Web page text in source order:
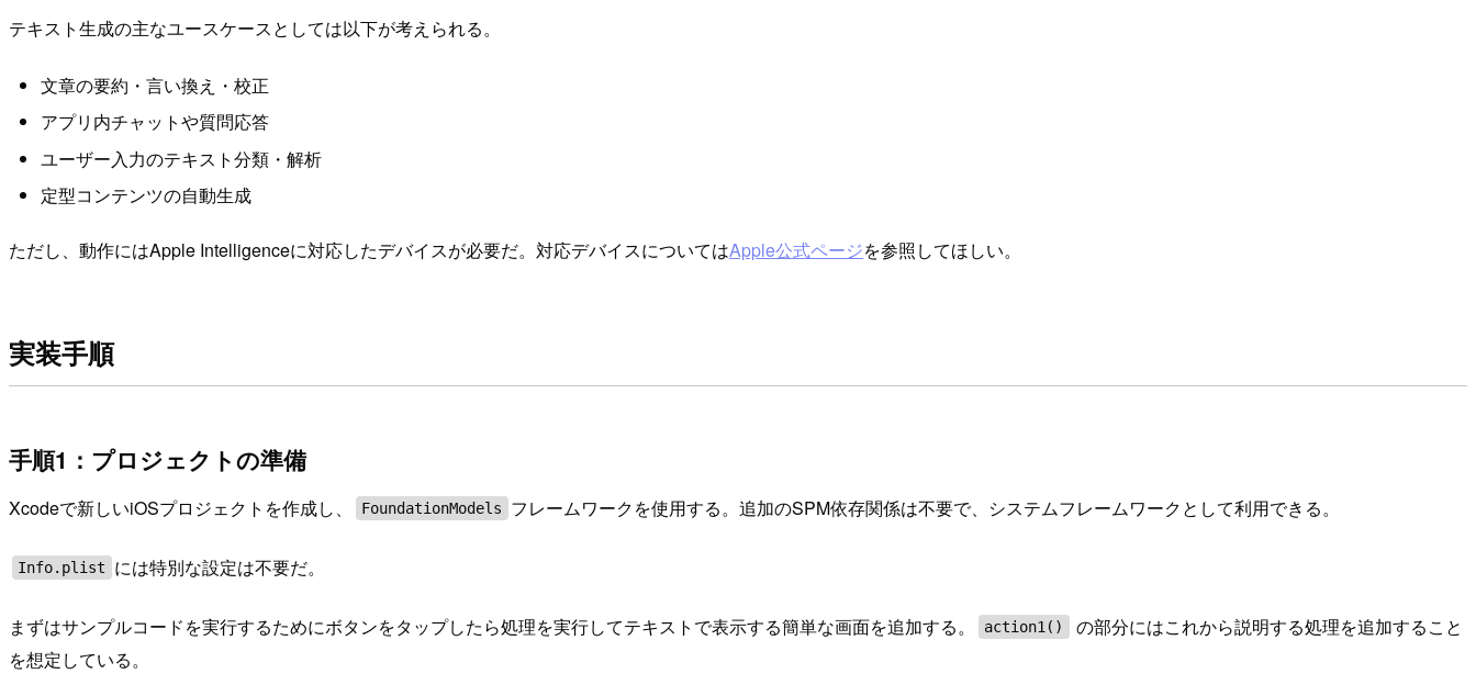
テキスト生成の主なユースケースとしては以下が考えられる。
文章の要約・言い換え・校正
アプリ内チャットや質問応答
ユーザー入力のテキスト分類・解析
定型コンテンツの自動生成
ただし、動作にはApple Intelligenceに対応したデバイスが必要だ。対応デバイスについてはApple公式ページを参照してほしい。
実装手順
手順1：プロジェクトの準備
Xcodeで新しいiOSプロジェクトを作成し、 FoundationModels フレームワークを使用する。追加のSPM依存関係は不要で、システムフレームワークとして利用できる。
Info.plist には特別な設定は不要だ。
まずはサンプルコードを実行するためにボタンをタップしたら処理を実行してテキストで表示する簡単な画面を追加する。 action1()
の部分にはこれから説明する処理を追加すること
を想定している。